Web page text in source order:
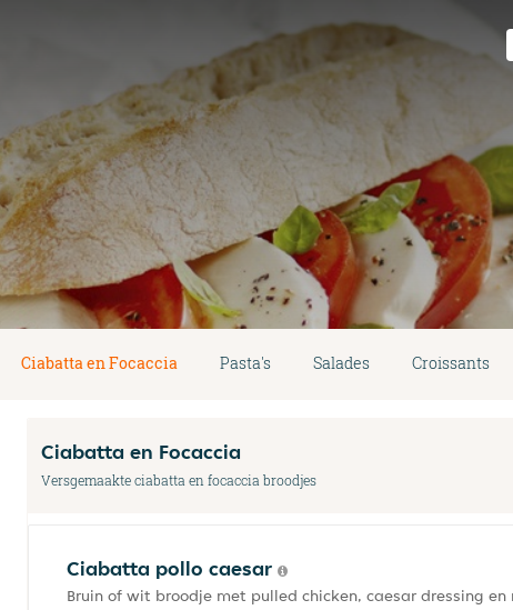
Ciabatta en Focaccia Pasta's Salades Croissants
Ciabatta en Focaccia
Versgemaakte ciabatta en focaccia broodjes
Ciabatta pollo caesar
Bruin of wit broodje met pulled chicken, caesar dressing en